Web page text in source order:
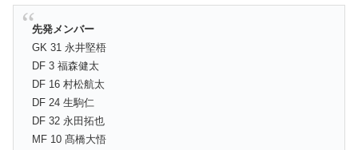
先発メンバー
GK 31 永井堅梧
DF 3 福森健太
DF 16 村松航太
DF 24 生駒仁
DF 32 永田拓也
MF 10 髙橋大悟